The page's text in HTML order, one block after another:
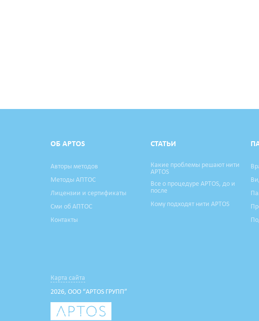
ОБ APTOS
Авторы методов
Методы АПТОС
Лицензии и сертификаты
Сми об АПТОС
Контакты
СТАТЬИ
Какие проблемы решают нити
APTOS
Все о процедуре APTOS, до и
после
Кому подходят нити APTOS
Карта сайта
2026, ООО “APTOS ГРУПП”